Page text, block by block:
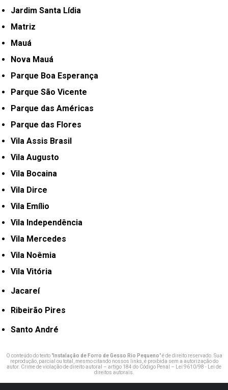
Jardim Santa Lídia
Matriz
Mauá
Nova Mauá
Parque Boa Esperança
Parque São Vicente
Parque das Américas
Parque das Flores
Vila Assis Brasil
Vila Augusto
Vila Bocaina
Vila Dirce
Vila Emílio
Vila Independência
Vila Mercedes
Vila Noêmia
Vila Vitória
Jacareí
Ribeirão Pires
Santo André
O conteúdo do texto "Instalação de Forro de Gesso Rio Pequeno" é de direito reservado. Sua
reprodução, parcial ou total, mesmo citando nossos links, é proibida sem a autorização do
autor. Crime de violação de direito autoral – artigo 184 do Código Penal – Lei 9610/98 - Lei de
direitos autorais.